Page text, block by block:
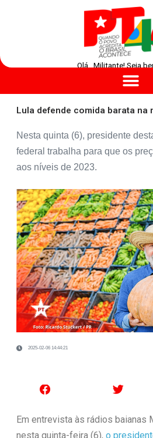
Olá , Militante! Seja
Lula defende comida barata na
Nesta quinta (6), presidente
federal trabalha para que os
aos níveis de 2023.
2025-02-06 14:44:21
Em entrevista às rádios baianas
nesta quinta-feira (6), o